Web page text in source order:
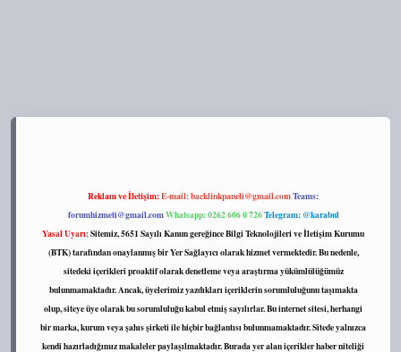
Reklam ve İletişim:E-mail:backlinkpaneli@gmail.comTeams:
forumhizmeti@gmail.comWhatsapp: 0262 606 0 726Telegram: @karabul
Yasal Uyarı:Sitemiz, 5651 Sayılı Kanun gereğince Bilgi Teknolojileri ve İletişim Kurumu
(BTK) tarafından onaylanmış bir Yer Sağlayıcı olarak hizmet vermektedir. Bu nedenle,
sitedeki içerikleri proaktif olarak denetleme veya araştırma yükümlülüğümüz
bulunmamaktadır. Ancak, üyelerimiz yazdıkları içeriklerin sorumluluğunu taşımakta
olup, siteye üye olarak bu sorumluluğu kabul etmiş sayılırlar. Bu internet sitesi, herhangi
bir marka, kurum veya şahıs şirketi ile hiçbir bağlantısı bulunmamaktadır. Sitede yalnızca
kendi hazırladığımız makaleler paylaşılmaktadır. Burada yer alan içerikler haber niteliği